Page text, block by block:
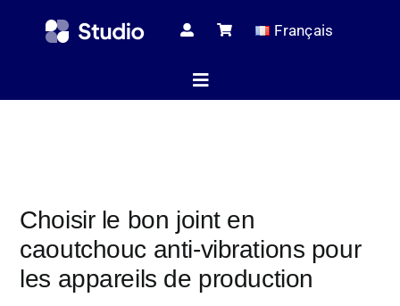
Français
Toggle
Tous les
Choisir le bon joint en
caoutchouc anti-vibrations pour
les appareils de production